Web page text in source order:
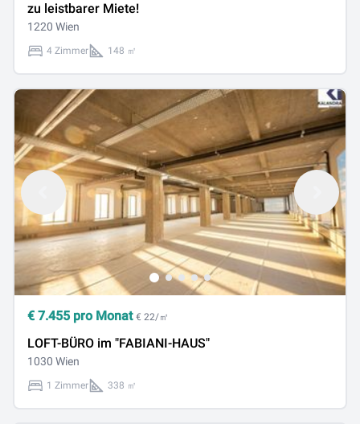
zu leistbarer Miete!
1220 Wien
4 Zimmer 148 ㎡
€ 7.455 pro Monat € 22/㎡
LOFT-BÜRO im "FABIANI-HAUS"
1030 Wien
1 Zimmer 338 ㎡